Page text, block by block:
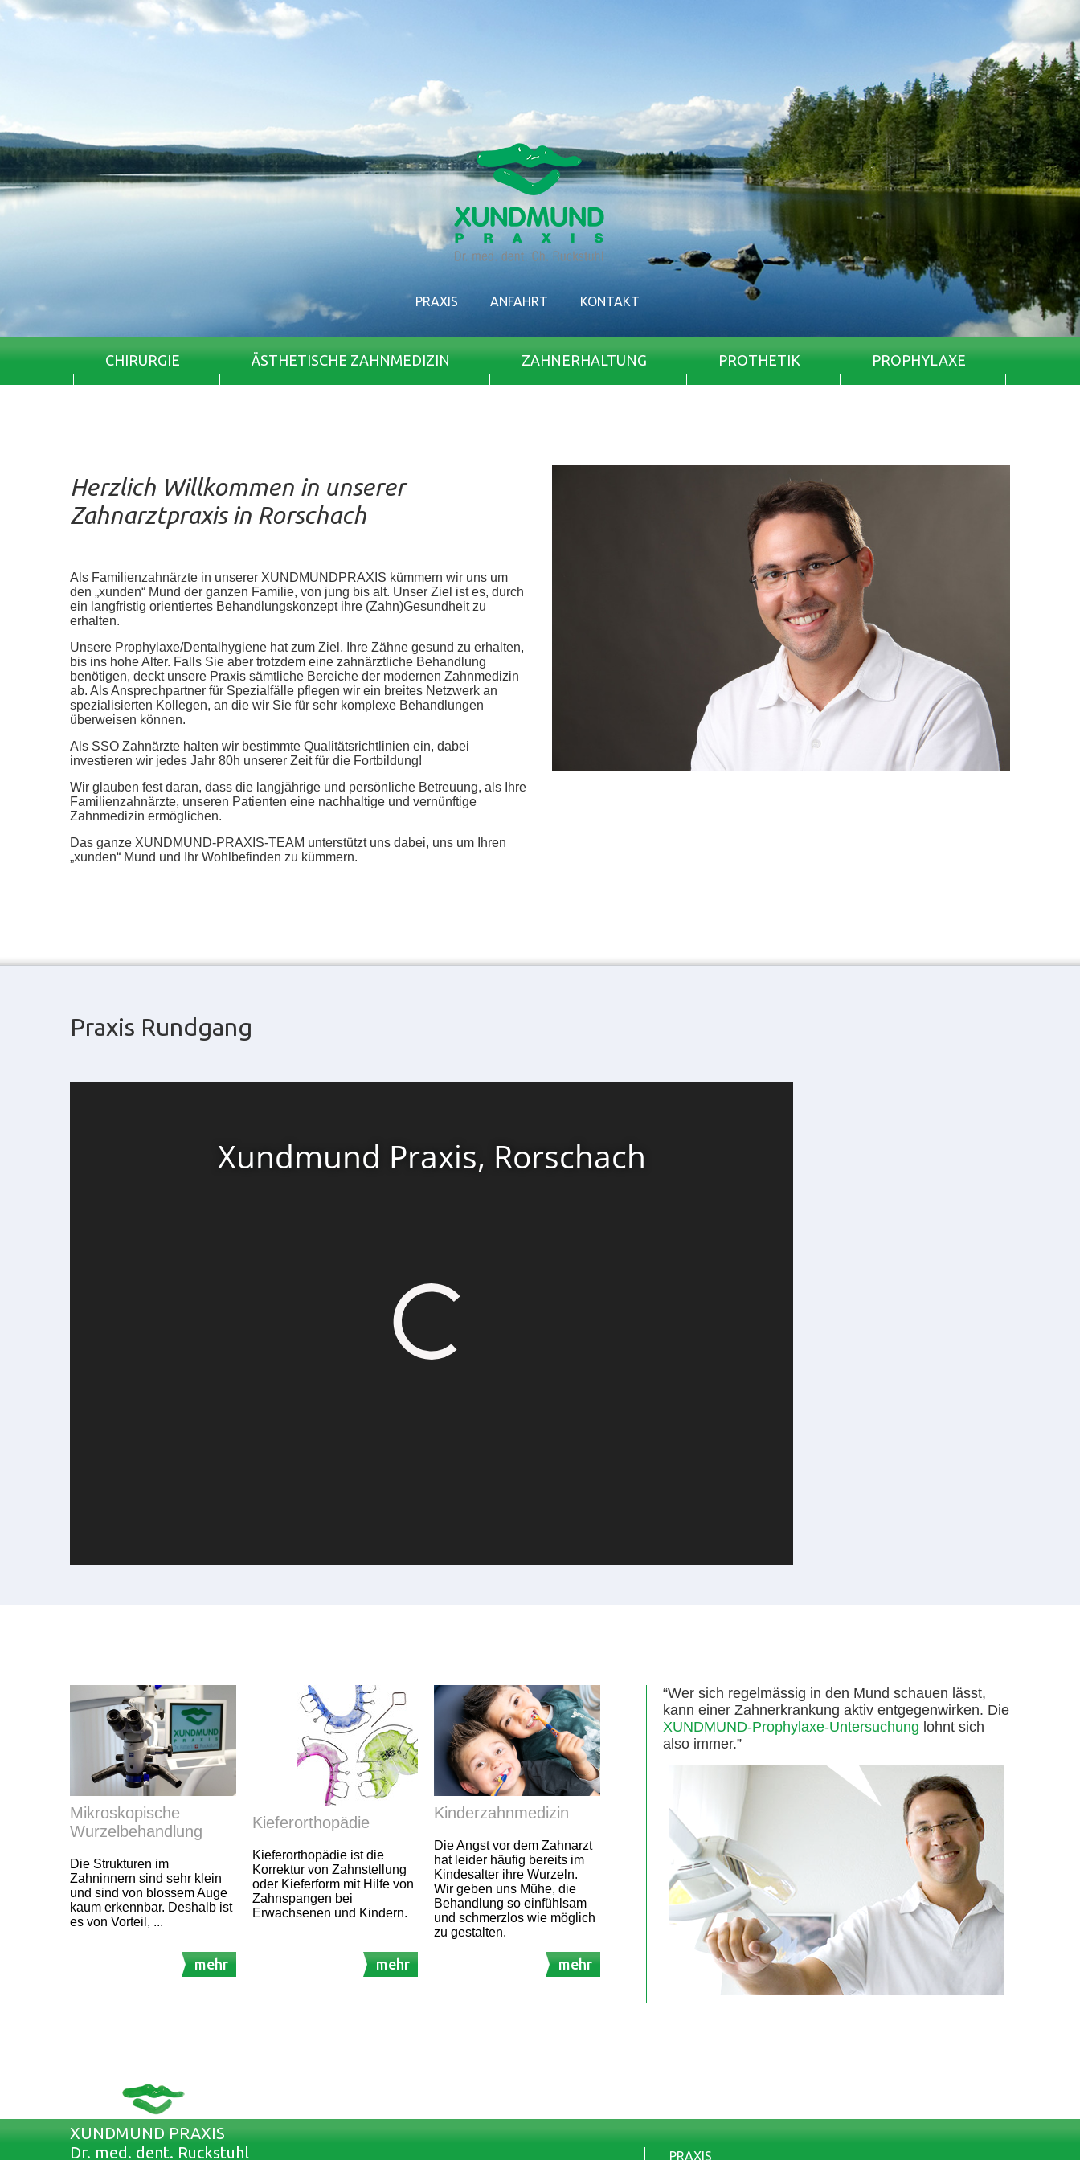
PRAXIS ANFAHRT KONTAKT
CHIRURGIE ÄSTHETISCHE ZAHNMEDIZIN ZAHNERHALTUNG PROTHETIK PROPHYLAXE
Herzlich Willkommen in unserer
Zahnarztpraxis in Rorschach
Als Familienzahnärzte in unserer XUNDMUNDPRAXIS kümmern wir uns um
den „xunden“ Mund der ganzen Familie, von jung bis alt. Unser Ziel ist es, durch
ein langfristig orientiertes Behandlungskonzept ihre (Zahn)Gesundheit zu
erhalten.
Unsere Prophylaxe/Dentalhygiene hat zum Ziel, Ihre Zähne gesund zu erhalten,
bis ins hohe Alter. Falls Sie aber trotzdem eine zahnärztliche Behandlung
benötigen, deckt unsere Praxis sämtliche Bereiche der modernen Zahnmedizin
ab. Als Ansprechpartner für Spezialfälle pflegen wir ein breites Netzwerk an
spezialisierten Kollegen, an die wir Sie für sehr komplexe Behandlungen
überweisen können.
Als SSO Zahnärzte halten wir bestimmte Qualitätsrichtlinien ein, dabei
investieren wir jedes Jahr 80h unserer Zeit für die Fortbildung!
Wir glauben fest daran, dass die langjährige und persönliche Betreuung, als Ihre
Familienzahnärzte, unseren Patienten eine nachhaltige und vernünftige
Zahnmedizin ermöglichen.
Das ganze XUNDMUND-PRAXIS-TEAM unterstützt uns dabei, uns um Ihren
„xunden“ Mund und Ihr Wohlbefinden zu kümmern.
Praxis Rundgang
Mikroskopische
Wurzelbehandlung
Die Strukturen im
Zahninnern sind sehr klein
und sind von blossem Auge
kaum erkennbar. Deshalb ist
es von Vorteil, ...
mehr
Kieferorthopädie
Kieferorthopädie ist die
Korrektur von Zahnstellung
oder Kieferform mit Hilfe von
Zahnspangen bei
Erwachsenen und Kindern.
mehr
Kinderzahnmedizin
Die Angst vor dem Zahnarzt
hat leider häufig bereits im
Kindesalter ihre Wurzeln.
Wir geben uns Mühe, die
Behandlung so einfühlsam
und schmerzlos wie möglich
zu gestalten.
mehr
“Wer sich regelmässig in den Mund schauen lässt,
kann einer Zahnerkrankung aktiv entgegenwirken. Die
XUNDMUND-Prophylaxe-Untersuchung lohnt sich
also immer.”
XUNDMUND PRAXIS
Dr. med. dent. Ruckstuhl
PRAXIS